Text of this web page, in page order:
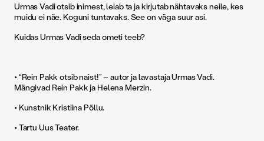
Urmas Vadi otsib inimest, leiab ta ja kirjutab nähtavaks neile, kes
muidu ei näe. Koguni tuntavaks. See on väga suur asi.
Kuidas Urmas Vadi seda ometi teeb?
• “Rein Pakk otsib naist!” – autor ja lavastaja Urmas Vadi.
Mängivad Rein Pakk ja Helena Merzin.
• Kunstnik Kristiina Põllu.
• Tartu Uus Teater.